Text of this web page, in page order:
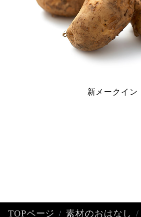
新メークイン
TOPページ 素材のおはなし